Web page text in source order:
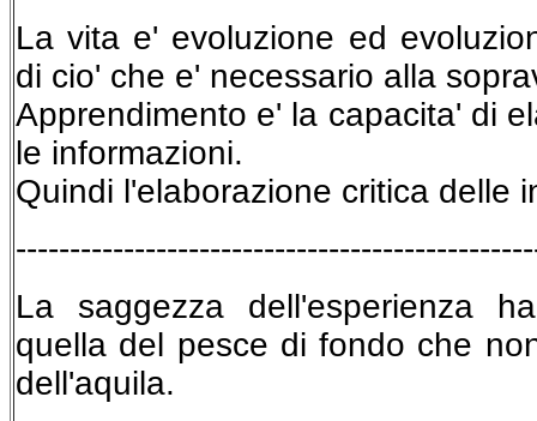
La vita e' evoluzione ed
di cio' che e' necessario alla
Apprendimento e' la capacita' di
le informazioni.
Quindi l'elaborazione critica delle
La saggezza dell'esperienza
quella del pesce di fondo che
dell'aquila.